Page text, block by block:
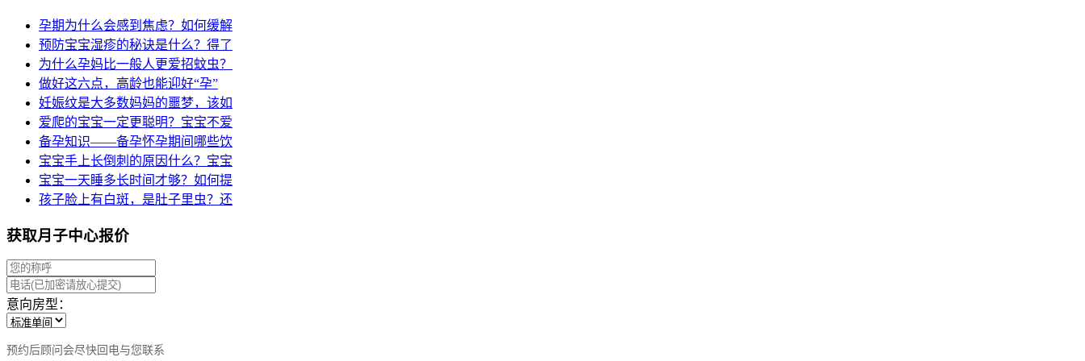
孕期为什么会感到焦虑？如何缓解
预防宝宝湿疹的秘诀是什么？得了
为什么孕妈比一般人更爱招蚊虫？
做好这六点，高龄也能迎好“孕”
妊娠纹是大多数妈妈的噩梦，该如
爱爬的宝宝一定更聪明？宝宝不爱
备孕知识——备孕怀孕期间哪些饮
宝宝手上长倒刺的原因什么？宝宝
宝宝一天睡多长时间才够？如何提
孩子脸上有白斑，是肚子里虫？还
获取月子中心报价
意向房型：
预约后顾问会尽快回电与您联系